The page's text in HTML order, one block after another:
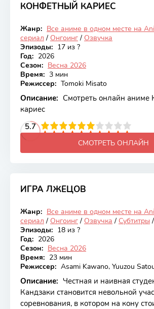
КОНФЕТНЫЙ КАРИЕС
Онгоинг
6.47
Жанр: Все аниме в одном месте на
сериал / Онгоинг / Озвучка
Эпизоды: 17 из ?
Год: 2026
Сезон: Весна 2026
Время: 3 мин
Режиссер: Tomoki Misato
Описание: Смотреть онлайн аниме
кариес
5.7
4 5 6 7 8 9 10
СМОТРЕТЬ ОНЛАЙН
ИГРА ЛЖЕЦОВ
Онгоинг
6.38
Жанр: Все аниме в одном месте на
сериал / Онгоинг / Озвучка / Субтитры /
Эпизоды: 18 из ?
Год: 2026
Сезон: Весна 2026
Время: 23 мин
Режиссер: Asami Kawano, Yuuzou
Описание: Честная и наивная
Кандзаки становится невольной
соревнования, в котором на кону